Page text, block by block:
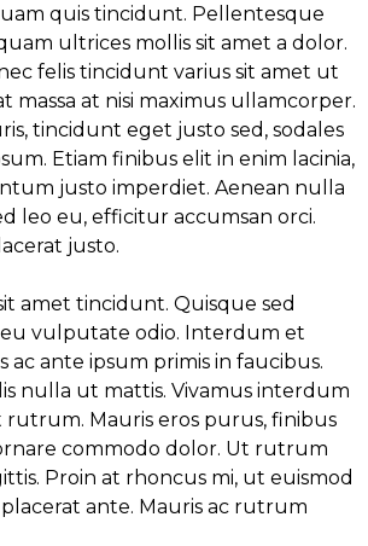
quis tincidunt. Pellentesque
ultrices mollis sit amet a dolor.
felis tincidunt varius sit amet ut
massa at nisi maximus ullamcorper.
tincidunt eget justo sed, sodales
Etiam finibus elit in enim lacinia,
justo imperdiet. Aenean nulla
leo eu, efficitur accumsan orci.
justo.
amet tincidunt. Quisque sed
vulputate odio. Interdum et
ac ante ipsum primis in faucibus.
nulla ut mattis. Vivamus interdum
rutrum. Mauris eros purus, finibus
commodo dolor. Ut rutrum
Proin at rhoncus mi, ut euismod
ante. Mauris ac rutrum